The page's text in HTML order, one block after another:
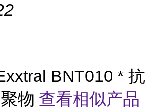
BNT010 * 抗
物 查看相似产品